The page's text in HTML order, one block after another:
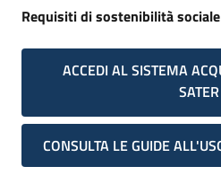
Requisiti di sostenibilità sociale
ACCEDI AL SISTEMA
SATER
CONSULTA LE GUIDE